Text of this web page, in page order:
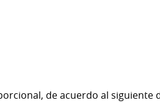
de acuerdo al siguiente